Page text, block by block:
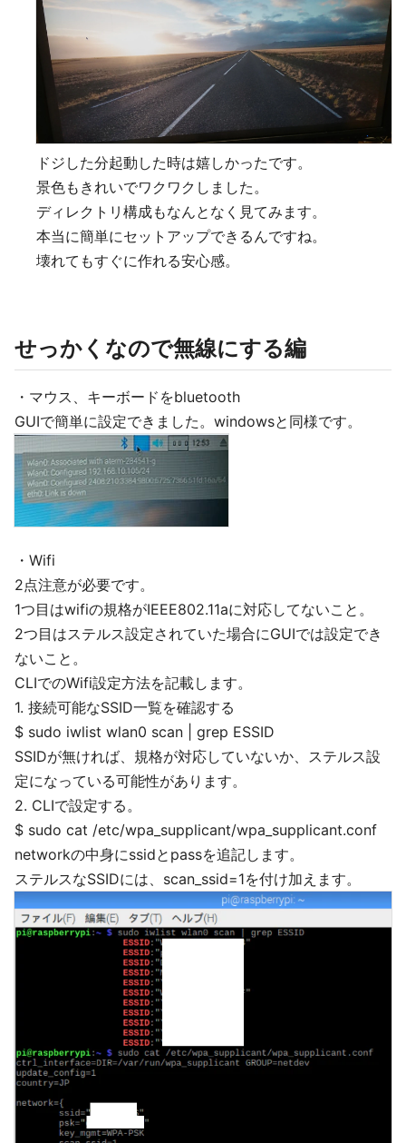
ドジした分起動した時は嬉しかったです。
景色もきれいでワクワクしました。
ディレクトリ構成もなんとなく見てみます。
本当に簡単にセットアップできるんですね。
壊れてもすぐに作れる安心感。
せっかくなので無線にする編
・マウス、キーボードをbluetooth
GUIで簡単に設定できました。windowsと同様です。
・Wifi
2点注意が必要です。
1つ目はwifiの規格がIEEE802.11aに対応してないこと。
2つ目はステルス設定されていた場合にGUIでは設定でき
ないこと。
CLIでのWifi設定方法を記載します。
1. 接続可能なSSID一覧を確認する
$ sudo iwlist wlan0 scan | grep ESSID
SSIDが無ければ、規格が対応していないか、ステルス設
定になっている可能性があります。
2. CLIで設定する。
$ sudo cat /etc/wpa_supplicant/wpa_supplicant.conf
networkの中身にssidとpassを追記します。
ステルスなSSIDには、scan_ssid=1を付け加えます。